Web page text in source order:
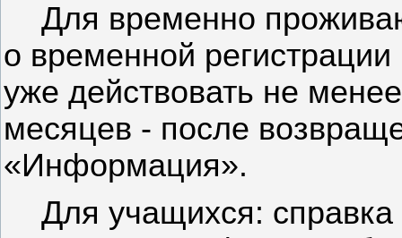
Для временно
о временной
уже действовать не
месяцев - после
«Информация».
Для учащихся: